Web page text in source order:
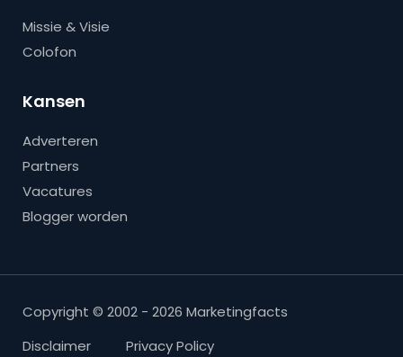
Missie & Visie
Colofon
Kansen
Adverteren
Partners
Vacatures
Blogger worden
Copyright © 2002 - 2026 Marketingfacts
Disclaimer
Privacy Policy